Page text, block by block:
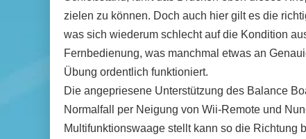
zielen zu können. Doch auch hier gilt es die
was sich wiederum schlecht auf die Kondition
Fernbedienung, was manchmal etwas an
Übung ordentlich funktioniert.
Die angepriesene Unterstützung des Balance
Normalfall per Neigung von Wii-Remote und
Multifunktionswaage stellt kann so die Richtung